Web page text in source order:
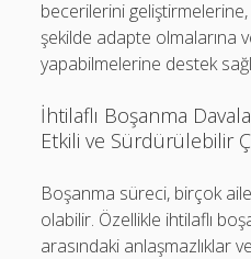
becerilerini geliştirmelerine,
şekilde adapte olmalarına
yapabilmelerine destek
İhtilaflı Boşanma
Etkili ve Sürdürülebilir
Boşanma süreci, birçok
olabilir. Özellikle ihtilaflı
arasındaki anlaşmazlıklar